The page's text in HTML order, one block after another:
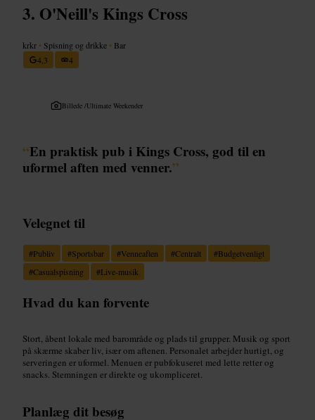
O'Neill's Kings Cross
krkr • Spisning og drikke • Bar
4,3
4
Billede /Ultimate Weekender
“En praktisk pub i Kings Cross, god til en
uformel aften med venner.”
Velegnet til
#Publiv #Sportsbar #Venneaften #Centralt #Budgetvenligt
#Casualspisning #Live-musik
Hvad du kan forvente
Stort, åbent lokale med barområde og plads til grupper. Musik og sport
på skærme skaber liv, især om aftenen. Personalet arbejder hurtigt, og
serveringen er uformel. Menuen er pubfokuseret med lette retter og
snacks. Stemningen er direkte og ukompliceret.
Planlæg dit besøg